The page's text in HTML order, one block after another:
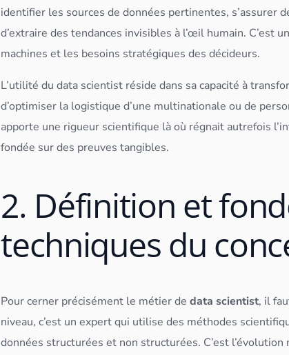
identifier les sources dedonnées pertinentes, s’assurer
d’extraire des tendances invisibles à l’œil humain. C’est
machines et les besoins stratégiques des décideurs.
L’utilité dudata scientist réside dans sa capacité à
d’optimiser la logistique d’une multinationale ou de
apporte une rigueur scientifique là où régnait autrefois
fondée sur des preuves tangibles.
2. Définition et
techniques du
Pour cerner précisément le métier dedata scientist, il
niveau, c’est un expert qui utilise des méthodes
données structurées et non structurées. C’est